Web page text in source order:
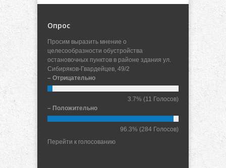
Опрос
Просим выразить мнение о
целесообразности обустройства
остановочных пунктов в районе здания ул.
Сибиряков-Гвардейцев, 49/2
– Отрицательно
3.7% (11 Голосов)
– Положительно
96.3% (284 Голосов)
Перейти к голосованию